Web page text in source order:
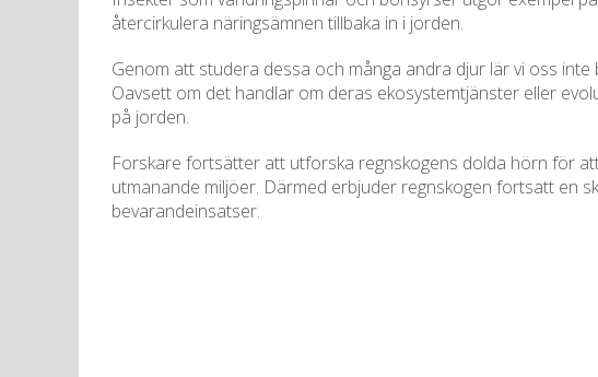
återcirkulera näringsämnen tillbaka in i jorden.
Genom att studera dessa och många andra djur lär vi oss
Oavsett om det handlar om deras ekosystemtjänster eller
på jorden.
Forskare fortsätter att utforska regnskogens dolda hörn för
utmanande miljöer. Därmed erbjuder regnskogen fortsatt en
bevarandeinsatser.